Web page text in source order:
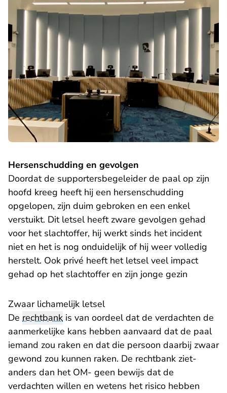
Hersenschudding en gevolgen
Doordat de supportersbegeleider de paal op zijn
hoofd kreeg heeft hij een hersenschudding
opgelopen, zijn duim gebroken en een enkel
verstuikt. Dit letsel heeft zware gevolgen gehad
voor het slachtoffer, hij werkt sinds het incident
niet en het is nog onduidelijk of hij weer volledig
herstelt. Ook privé heeft het letsel veel impact
gehad op het slachtoffer en zijn jonge gezin
Zwaar lichamelijk letsel
De rechtbank is van oordeel dat de verdachten de
aanmerkelijke kans hebben aanvaard dat de paal
iemand zou raken en dat die persoon daarbij zwaar
gewond zou kunnen raken. De rechtbank ziet-
anders dan het OM- geen bewijs dat de
verdachten willen en wetens het risico hebben